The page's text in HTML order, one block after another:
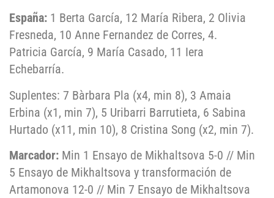
España: 1 Berta García, 12 María Ribera, 2 Olivia
Fresneda, 10 Anne Fernandez de Corres, 4.
Patricia García, 9 María Casado, 11 Iera
Echebarría.
Suplentes: 7 Bàrbara Pla (x4, min 8), 3 Amaia
Erbina (x1, min 7), 5 Uribarri Barrutieta, 6 Sabina
Hurtado (x11, min 10), 8 Cristina Song (x2, min 7).
Marcador: Min 1 Ensayo de Mikhaltsova 5-0 // Min
5 Ensayo de Mikhaltsova y transformación de
Artamonova 12-0 // Min 7 Ensayo de Mikhaltsova